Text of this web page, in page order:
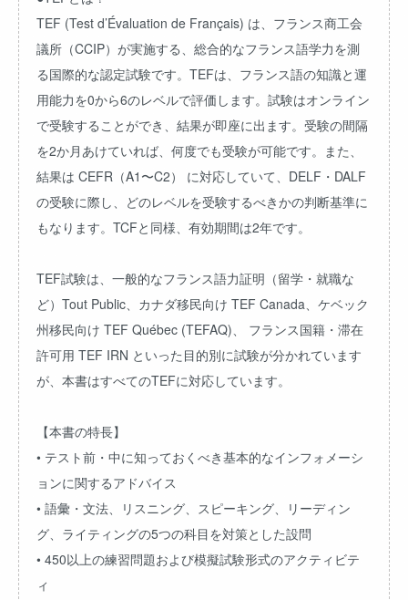
TEF (Test d’Évaluation de Français) は、フランス商工会
議所（CCIP）が実施する、総合的なフランス語学力を測
る国際的な認定試験です。TEFは、フランス語の知識と運
用能力を0から6のレベルで評価します。試験はオンライン
で受験することができ、結果が即座に出ます。受験の間隔
を2か月あけていれば、何度でも受験が可能です。また、
結果は CEFR（A1〜C2） に対応していて、DELF・DALF
の受験に際し、どのレベルを受験するべきかの判断基準に
もなります。TCFと同様、有効期間は2年です。
TEF試験は、一般的なフランス語力証明（留学・就職な
ど）Tout Public、カナダ移民向け TEF Canada、ケベック
州移民向け TEF Québec (TEFAQ)、 フランス国籍・滞在
許可用 TEF IRN といった目的別に試験が分かれています
が、本書はすべてのTEFに対応しています。
【本書の特長】
• テスト前・中に知っておくべき基本的なインフォメーシ
ョンに関するアドバイス
• 語彙・文法、リスニング、スピーキング、リーディン
グ、ライティングの5つの科目を対策とした設問
• 450以上の練習問題および模擬試験形式のアクティビテ
ィ